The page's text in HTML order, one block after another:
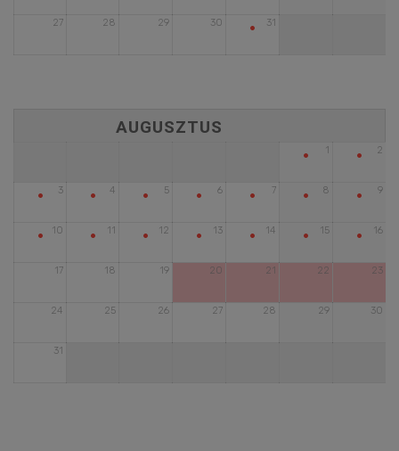
27 28 29 30 31
•
1
• 2
•
3
• 4
• 5
• 6
• 7
• 8
• 9
•
10
• 11
• 12
• 13
• 14
• 15
• 16
•
17 18 19 20 21 22 23
24 25 26 27 28 29 30
31